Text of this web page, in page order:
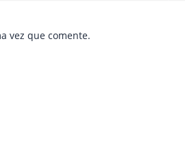
vez que comente.